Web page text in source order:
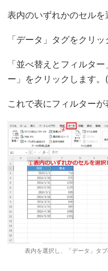
表内のいずれかのセル
「データ」タグをクリ
「並べ替えとフィルタ
ー」をクリックします
これで表にフィルターが
表内を選択し、「データ」タ